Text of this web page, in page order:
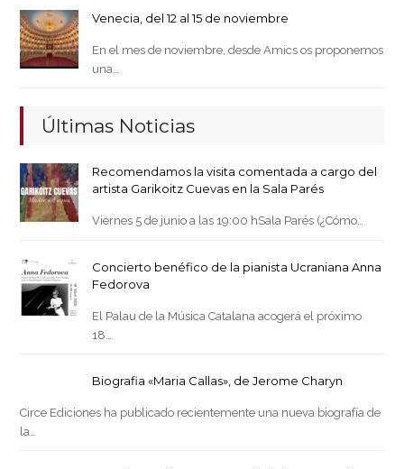
Venecia, del 12 al 15 de noviembre
En el mes de noviembre, desde Amics os proponemos
una…
Últimas Noticias
Recomendamos la visita comentada a cargo del
artista Garikoitz Cuevas en la Sala Parés
Viernes 5 de junio a las 19:00 hSala Parés (¿Cómo…
Concierto benéfico de la pianista Ucraniana Anna
Fedorova
El Palau de la Música Catalana acogerá el próximo
18…
Biografia «Maria Callas», de Jerome Charyn
Circe Ediciones ha publicado recientemente una nueva biografía de
la…